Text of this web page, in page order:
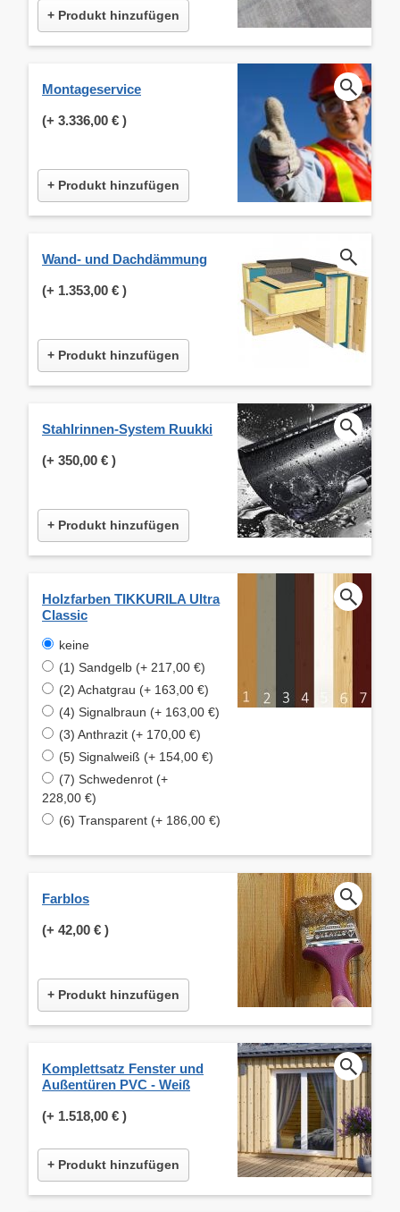
+ Produkt hinzufügen
Montageservice
(+ 3.336,00 € )
+ Produkt hinzufügen
Wand- und Dachdämmung
(+ 1.353,00 € )
+ Produkt hinzufügen
Stahlrinnen-System Ruukki
(+ 350,00 € )
+ Produkt hinzufügen
Holzfarben TIKKURILA Ultra
Classic
keine
(1) Sandgelb (+ 217,00 €)
(2) Achatgrau (+ 163,00 €)
(4) Signalbraun (+ 163,00 €)
(3) Anthrazit (+ 170,00 €)
(5) Signalweiß (+ 154,00 €)
(7) Schwedenrot (+
228,00 €)
(6) Transparent (+ 186,00 €)
Farblos
(+ 42,00 € )
+ Produkt hinzufügen
Komplettsatz Fenster und
Außentüren PVC - Weiß
(+ 1.518,00 € )
+ Produkt hinzufügen